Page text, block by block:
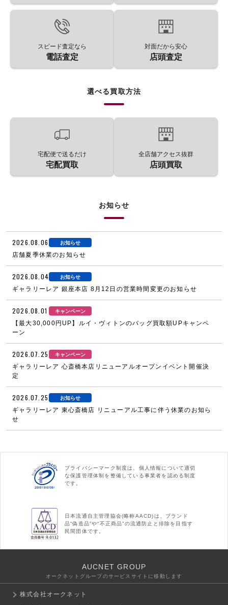
スピード査定なら
電話査定
対面だから安心
店頭査定
選べる買取方法
宅配便で送るだけ
宅配買取
全店舗アクセス抜群
店頭買取
お知らせ
2026.08.06 お知らせ
店舗夏季休業のお知らせ
2026.08.04 お知らせ
ギャラリーレア 銀座本店 8月12日の営業時間変更のお知らせ
2026.08.01 キャンペーン
【最大30,000円UP】ルイ・ヴィトンのバッグ買取額UPキャンペ
ーン
2026.07.25 キャンペーン
ギャラリーレア 心斎橋本店リニューアルオープンイベント開催決
定
2026.07.25 お知らせ
ギャラリーレア 東心斎橋店 リニューアル工事に伴う休業のお知ら
せ
プライバシーマーク制度は、個人情報について適切
な保護管理体制を整備している事業者を認める制度
です。
日本流通自主管理協会(略称AACD)は、ブランド
品“偽造品”や“不正商品”の流通防止と排除を目指す
民間団体です。
AUCNET GROUP
オークネットグループのサービスサイトに移動します
株式会社オークネット